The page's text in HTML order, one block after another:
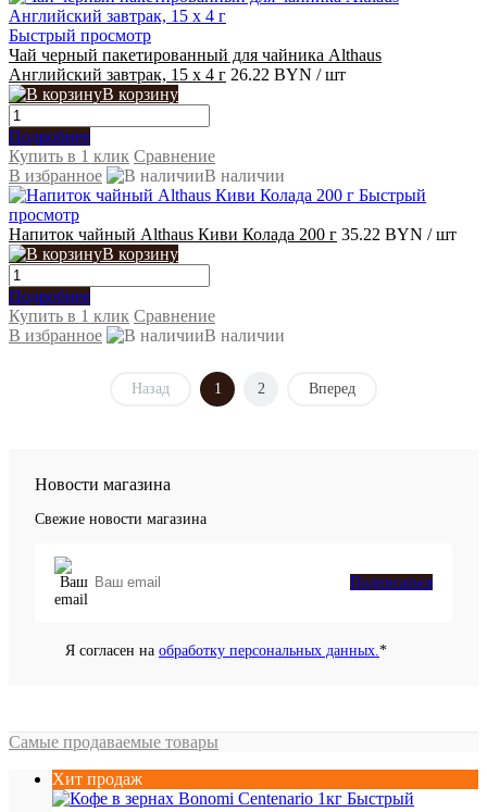
Быстрый просмотр
Чай черный пакетированный для чайника Althaus
Английский завтрак, 15 x 4 г 26.22 BYN / шт
В корзину
Подробнее
Купить в 1 клик Сравнение
В избранное
В наличии
Быстрый
просмотр
Напиток чайный Althaus Киви Колада 200 г 35.22 BYN / шт
В корзину
Подробнее
Купить в 1 клик Сравнение
В избранное
В наличии
Назад 1 2 Вперед
Новости магазина
Свежие новости магазина
Подписаться
Я согласен на обработку персональных данных.*
Самые продаваемые товары
Хит продаж
Быстрый